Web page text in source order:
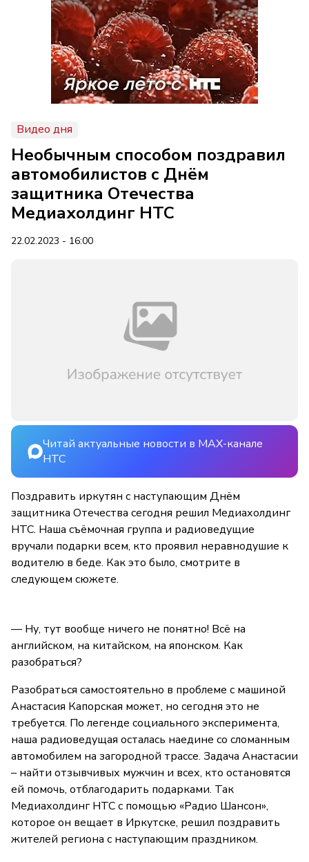
Видео дня
Необычным способом поздравил
автомобилистов с Днём
защитника Отечества
Медиахолдинг НТС
22.02.2023 - 16:00
Читай актуальные новости в MAX-канале
НТС
Поздравить иркутян с наступающим Днём
защитника Отечества сегодня решил Медиахолдинг
НТС. Наша съёмочная группа и радиоведущие
вручали подарки всем, кто проявил неравнодушие к
водителю в беде. Как это было, смотрите в
следующем сюжете.
— Ну, тут вообще ничего не понятно! Всё на
английском, на китайском, на японском. Как
разобраться?
Разобраться самостоятельно в проблеме с машиной
Анастасия Капорская может, но сегодня это не
требуется. По легенде социального эксперимента,
наша радиоведущая осталась наедине со сломанным
автомобилем на загородной трассе. Задача Анастасии
– найти отзывчивых мужчин и всех, кто остановятся
ей помочь, отблагодарить подарками. Так
Медиахолдинг НТС с помощью «Радио Шансон»,
которое он вещает в Иркутске, решил поздравить
жителей региона с наступающим праздником.